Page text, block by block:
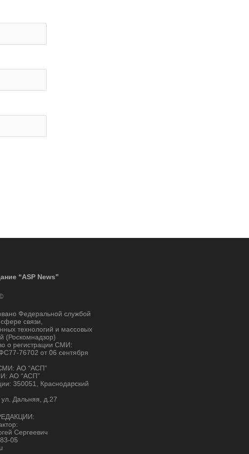
“ASP News”
Федеральной службой
связи,
технологий и массовых
(Роскомнадзор)
о регистрации СМИ:
76702 от 06 сентября
АО “АСП”
АО “АСП”
350051, Краснодарский
ул. Дальняя, д.27
Сергеевич
05